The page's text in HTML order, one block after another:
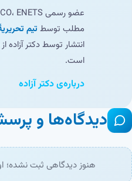
مطلب توسط تیم
انتشار توسط دکتر آزاده
است.
درباره‌ی دکتر آزاده
دیدگاه‌ها و
هنوز دیدگاهی ثبت نشده؛